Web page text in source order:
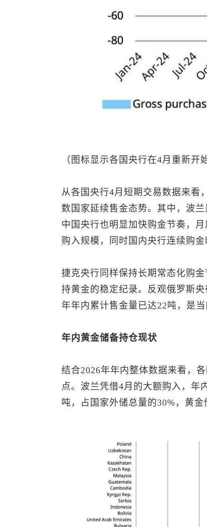
（图标显示各国央行在4月重新开
从各国央行4月短期交易数据来看
数国家延续售金态势。其中，波
中国央行也明显加快购金节奏，
购入规模，同时国内央行连续购
捷克央行同样保持长期常态化购
持黄金的稳定纪录。反观俄罗斯
年年内累计售金量已达22吨，是当
年内黄金储备持仓现状
结合2026年年内整体数据来看，
点。波兰凭借4月的大额购入，年
吨，占国家外储总量的30%，黄金